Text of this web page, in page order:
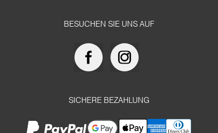
BESUCHEN SIE UNS AUF
SICHERE BEZAHLUNG